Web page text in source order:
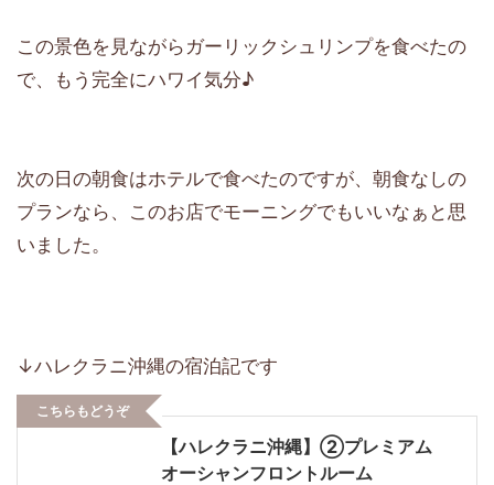
この景色を見ながらガーリックシュリンプを食べたの
で、もう完全にハワイ気分♪
次の日の朝食はホテルで食べたのですが、朝食なしの
プランなら、このお店でモーニングでもいいなぁと思
いました。
↓ハレクラニ沖縄の宿泊記です
こちらもどうぞ
【ハレクラニ沖縄】②プレミアム
オーシャンフロントルーム